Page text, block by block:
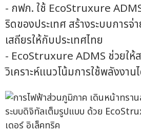
- กฟภ. ใช้ EcoStruxure
ริดของประเทศ สร้างระบบการ
เสถียรให้กับประเทศไทย
- EcoStruxure ADMS ช่วยให้
วิเคราะห์แนวโน้มการใช้พลังงา